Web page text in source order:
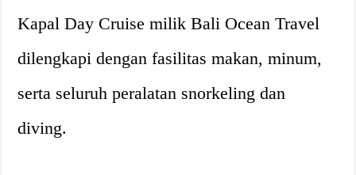
Kapal Day Cruise milik Bali Ocean Travel
dilengkapi dengan fasilitas makan, minum,
serta seluruh peralatan snorkeling dan
diving.